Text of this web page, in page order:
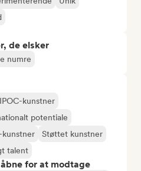
de elsker
numre
kunstner
potentiale
Støttet kunstner
talent
for at modtage